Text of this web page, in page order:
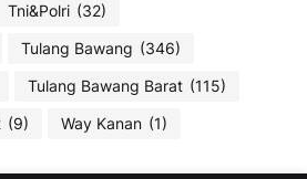
Tni&Polri (32)
Tulang Bawang (346)
Tulang Bawang Barat (115)
(9) Way Kanan (1)